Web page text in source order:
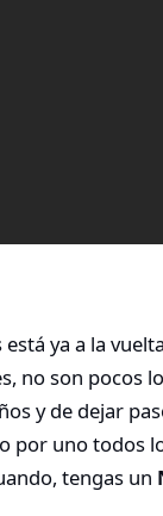
ya a la
no son pocos
y de dejar
por uno todos
tengas un